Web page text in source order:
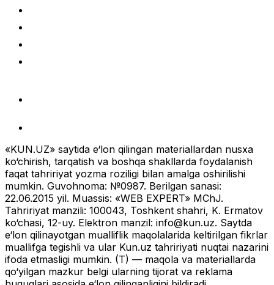
«KUN.UZ» saytida e‘lon qilingan materiallardan nusxa
ko‘chirish, tarqatish va boshqa shakllarda foydalanish
faqat tahririyat yozma roziligi bilan amalga oshirilishi
mumkin. Guvohnoma: №0987. Berilgan sanasi:
22.06.2015 yil. Muassis: «WEB EXPERT» MChJ.
Tahririyat manzili: 100043, Toshkent shahri, K. Ermatov
ko‘chasi, 12-uy. Elektron manzil: info@kun.uz. Saytda
e‘lon qilinayotgan mualliflik maqolalarida keltirilgan fikrlar
muallifga tegishli va ular Kun.uz tahririyati nuqtai nazarini
ifoda etmasligi mumkin. (T) — maqola va materiallarda
qo‘yilgan mazkur belgi ularning tijorat va reklama